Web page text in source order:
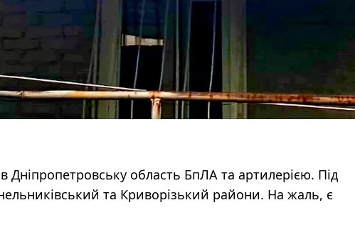
Дніпропетровську область БпЛА та артилерією. Під
та Криворізький райони. На жаль, є